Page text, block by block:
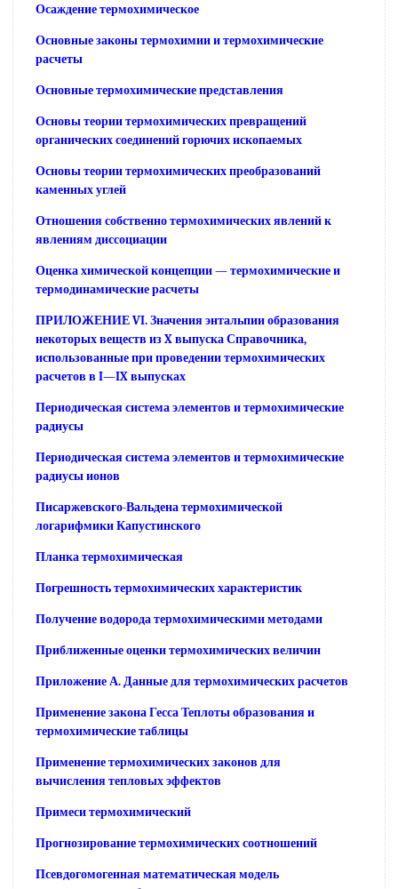
Осаждение термохимическое
Основные законы термохимии и термохимические
расчеты
Основные термохимические представления
Основы теории термохимических превращений
органических соединений горючих ископаемых
Основы теории термохимических преобразований
каменных углей
Отношения собственно термохимических явлений к
явлениям диссоциации
Оценка химической концепции — термохимические и
термодинамические расчеты
ПРИЛОЖЕНИЕ VI. Значения энтальпии образования
некоторых веществ из X выпуска Справочника,
использованные при проведении термохимических
расчетов в I—IX выпусках
Периодическая система элементов и термохимические
радиусы
Периодическая система элементов и термохимические
радиусы ионов
Писаржевского-Вальдена термохимической
логарифмики Капустинского
Планка термохимическая
Погрешность термохимических характеристик
Получение водорода термохимическими методами
Приближенные оценки термохимических величин
Приложение А. Данные для термохимических расчетов
Применение закона Гесса Теплоты образования и
термохимические таблицы
Применение термохимических законов для
вычисления тепловых эффектов
Примеси термохимический
Прогнозирование термохимических соотношений
Псевдогомогенная математическая модель